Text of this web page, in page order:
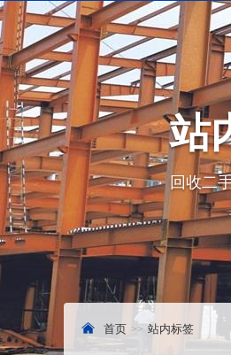
站
回收二
首页 站内标签